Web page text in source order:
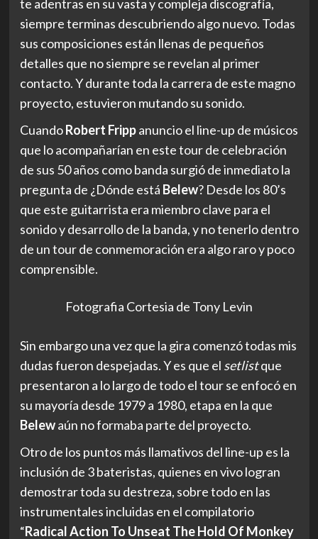
de sus 50 años como banda surgió de inmediato la
pregunta de ¿Dónde estáBelew? Desde los 80’s
que este guitarrista era miembro clave para el
sonido y desarrollo de la banda, y no tenerlo dentro
de un tour de conmemoración era algo raro y poco
Fotografia Cortesia de Tony Levin
Sin embargo una vez que la gira comenzó todas mis
dudas fueron despejadas. Y es que elsetlist que
presentaron a lo largo de todo el tour se enfocó en
su mayoría desde 1979 a 1980, etapa en la que
Belew aún no formaba parte del proyecto.
Otro de los puntos más llamativos del line-up es la
demostrar toda su destreza, sobre todo en las
instrumentales incluidas en el compilatorio
“Radical Action To Unseat The Hold Of Monkey
Mind” donde estos son el eje central de las pistas.
Eran las 19:00 horas y sin ningún minuto de retraso
la banda hacia acto de presencia en su segunda
fecha en nuestro país. Comenzaban a pasar uno a
uno al escenario hasta completar la maquinaria que
consistía enMel Collinsen instrumentos de
viento, el granTony Levinen bajo ychapman stick,